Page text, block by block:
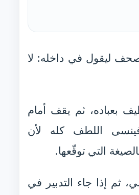
ليقول في داخله: لا
بعباده، ثم يقف أمام
اللطف كله لأن
التي توقّعها.
ثم إذا جاء التدبير في